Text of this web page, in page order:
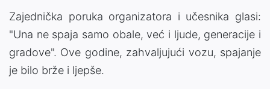
Zajednička poruka organizatora i učesnika glasi:
"Una ne spaja samo obale, već i ljude, generacije i
gradove". Ove godine, zahvaljujući vozu, spajanje
je bilo brže i ljepše.